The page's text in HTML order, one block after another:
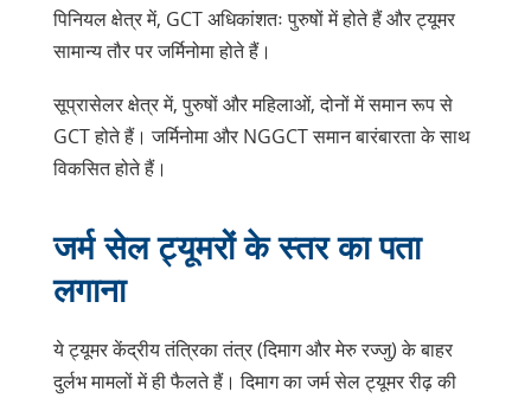
पिनियल क्षेत्र में, GCT अधिकांशतः पुरुषों में होते हैं और ट्यूमर
सामान्य तौर पर जर्मिनोमा होते हैं।
सूप्रासेलर क्षेत्र में, पुरुषों और महिलाओं, दोनों में समान रूप से
GCT होते हैं। जर्मिनोमा और NGGCT समान बारंबारता के साथ
विकसित होते हैं।
जर्म सेल ट्यूमरों के स्तर का पता
लगाना
ये ट्यूमर केंद्रीय तंत्रिका तंत्र (दिमाग और मेरु रज्जु) के बाहर
दुर्लभ मामलों में ही फैलते हैं। दिमाग का जर्म सेल ट्यूमर रीढ़ की